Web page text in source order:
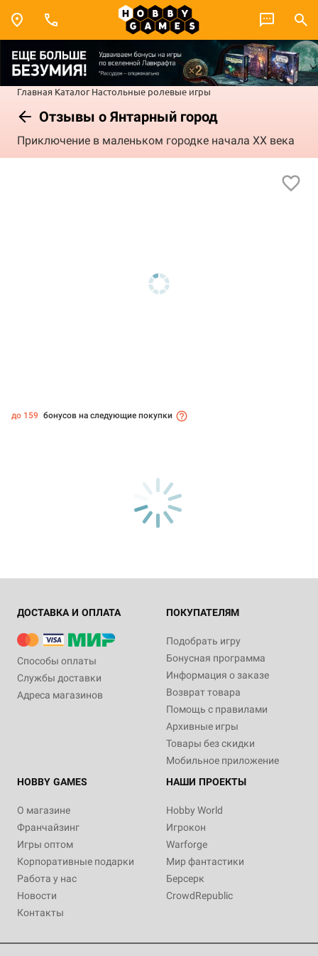
Главная Каталог Настольные ролевые игры
Отзывы о Янтарный город
Приключение в маленьком городке начала XX века
до 159 бонусов на следующие покупки
ДОСТАВКА И ОПЛАТА
Способы оплаты
Службы доставки
Адреса магазинов
ПОКУПАТЕЛЯМ
Подобрать игру
Бонусная программа
Информация о заказе
Возврат товара
Помощь с правилами
Архивные игры
Товары без скидки
Мобильное приложение
HOBBY GAMES
О магазине
Франчайзинг
Игры оптом
Корпоративные подарки
Работа у нас
Новости
Контакты
НАШИ ПРОЕКТЫ
Hobby World
Игрокон
Warforge
Мир фантастики
Берсерк
CrowdRepublic